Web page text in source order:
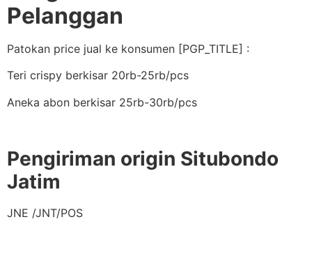
Pelanggan
Patokan price jual ke konsumen [PGP_TITLE] :
Teri crispy berkisar 20rb-25rb/pcs
Aneka abon berkisar 25rb-30rb/pcs
Pengiriman origin Situbondo
Jatim
JNE /JNT/POS